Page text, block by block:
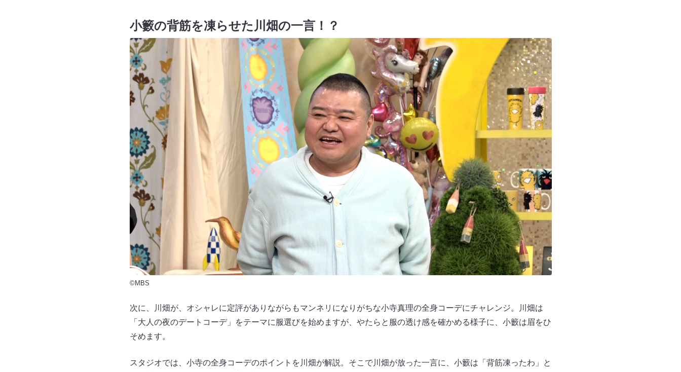
小籔の背筋を凍らせた川畑の一言！？
©MBS
次に、川畑が、オシャレに定評がありながらもマンネリになりがちな小寺真理の全身コーデにチャレンジ。川畑は
「大人の夜のデートコーデ」をテーマに服選びを始めますが、やたらと服の透け感を確かめる様子に、小籔は眉をひ
そめます。
スタジオでは、小寺の全身コーデのポイントを川畑が解説。そこで川畑が放った一言に、小籔は「背筋凍ったわ」と